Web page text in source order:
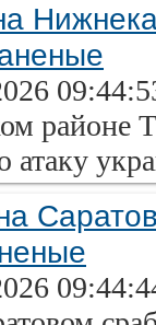
районе
атаку